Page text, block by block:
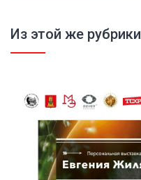
Из этой же рубрики